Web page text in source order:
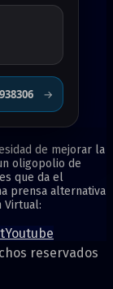
→
de mejorar la
oligopolio de
que da el
prensa alternativa
Virtual:
Youtube
reservados